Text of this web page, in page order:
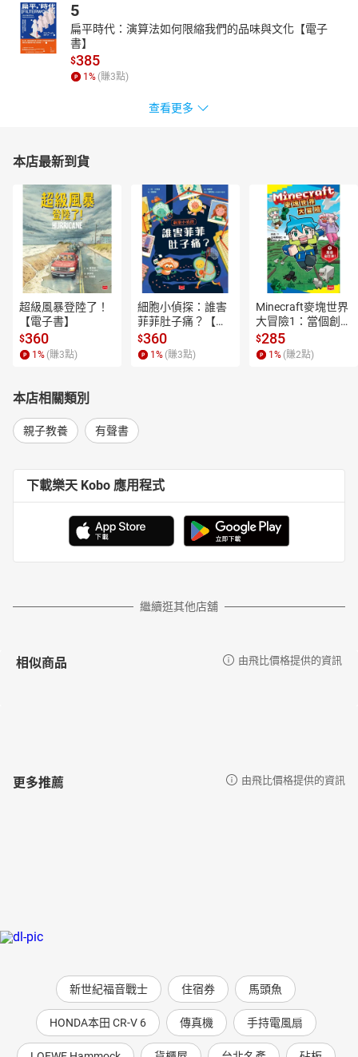
特別邀請悅讀學堂執行長葛琦霞老師指導，帶領10位閱讀推廣
名師共同企畫，設計每冊故事的互動學習指南，利用連連看、走迷
宮、心智圖、思考帽、故事梯、5W1H提問等創意遊戲促進孩子思
考，培養發現、歸納、與解決問題的能力。
年成立天衛文化圖書股份有限公司，專門出版少年兒童圖書，現任
在臺灣眾多少兒讀物中，獨樹一幟，力求培養中文兒童讀物寫作、
編輯人才，為文化生態奠定必要基礎。自一九八七年，中國海峽兩
岸開放交流以後，致力於兒童文學領域的對話與切磋。一九九○年曾
率臺灣兒童文學界訪問團赴北京、天津進行座談。一九九七年上榜
美國Who’s Who in the World名人錄。他發起並推廣「中、小學班級
讀書會」活動，以及「繪本閱讀與欣賞」觀念之普及運動，並參與
講評及討論。作品有《寫給兒童的中國歷史》(榮獲文化部優良讀物
推介、2015年中國大陸文津獎童書獎第一名)、《寫給兒童的世界歷
史》(榮獲文化部金鼎獎最佳兒童讀物)等。譯作有《群眾與權力》、
《國家的神話》、《世界電影史》、《羅素》、《科學的進步與問
臺灣大學圖書館學系畢業，曾任聯合報編輯，並榮獲中國文藝
協會翻譯獎。現任天衛文化及小魯文化執行長，編輯作品多獲肯
定。近年來專注於為小朋友精挑細選世界一流繪本。
小魯文化資深顧問。喜歡為兒童編輯好書。平日最愛看書、畫
畫，常用水墨作圖，潑灑點勾，樂趣無窮，希望能與小朋友們一起
分享。其作品包括《爸爸的老師》、《我屬豬》、《小保學畫
畫》、《晶晶的桃花源記》、《綠池白鵝》、《什麼都不怕》、
聰明寶貝歌
中國歷史年代歌演唱版
「哼！中國人全都是一群笨蛋！」
如果你打的樁不會被河水沖走，我們就對你心服口服。」
金達氣呼呼的連忙找來了兩個英國工程師下去打樁，可是河水實在
太急，這兩名工程師試了半天還是失敗了。他又請來一名德國工程
師和一名日本工程師，但他們也都失敗了。眼看著完工期限快到
了，金達好著急呀！出乎他意料的是，最後是一名中國的工程師詹
5
扁平時代：演算法如何限縮我們的品味與文化【電子
書】
$385
1 % (賺3點)
查看更多
本店最新到貨
超級風暴登陸了！
【電子書】
$360
1 % (賺3點)
細胞小偵探：誰害
菲菲肚子痛？【電
子書】
$360
1 % (賺3點)
Minecraft麥塊世界
大冒險1：當個創世
神！【電子書】
$285
1 % (賺2點)
本店相關類別
親子教養 有聲書
下載樂天 Kobo 應用程式
繼續逛其他店舖
相似商品 由飛比價格提供的資訊
更多推薦 由飛比價格提供的資訊
新世紀福音戰士 住宿券 馬頭魚
HONDA本田 CR-V 6 傳真機 手持電風扇